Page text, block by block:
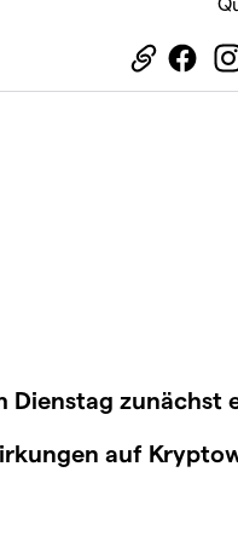
Dienstag zunächst
auf